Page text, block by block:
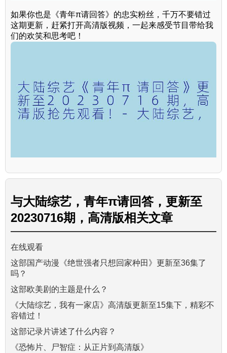
如果你也是《青年π请回答》的忠实粉丝，千万不要错过
这期更新，赶紧打开高清版视频，一起来感受节目带给我
们的欢笑和思考吧！
与大陆综艺，青年π请回答，更新至
20230716期，高清版相关文章
在线观看
这部国产动漫《绝世强者只想回家种田》更新至36集了
吗？
这部欧美剧的主题是什么？
《大陆综艺，我有一家店》高清版更新至15集下，精彩不
容错过！
这部记录片讲述了什么内容？
《恐怖片、尸智症：从正片到高清版》